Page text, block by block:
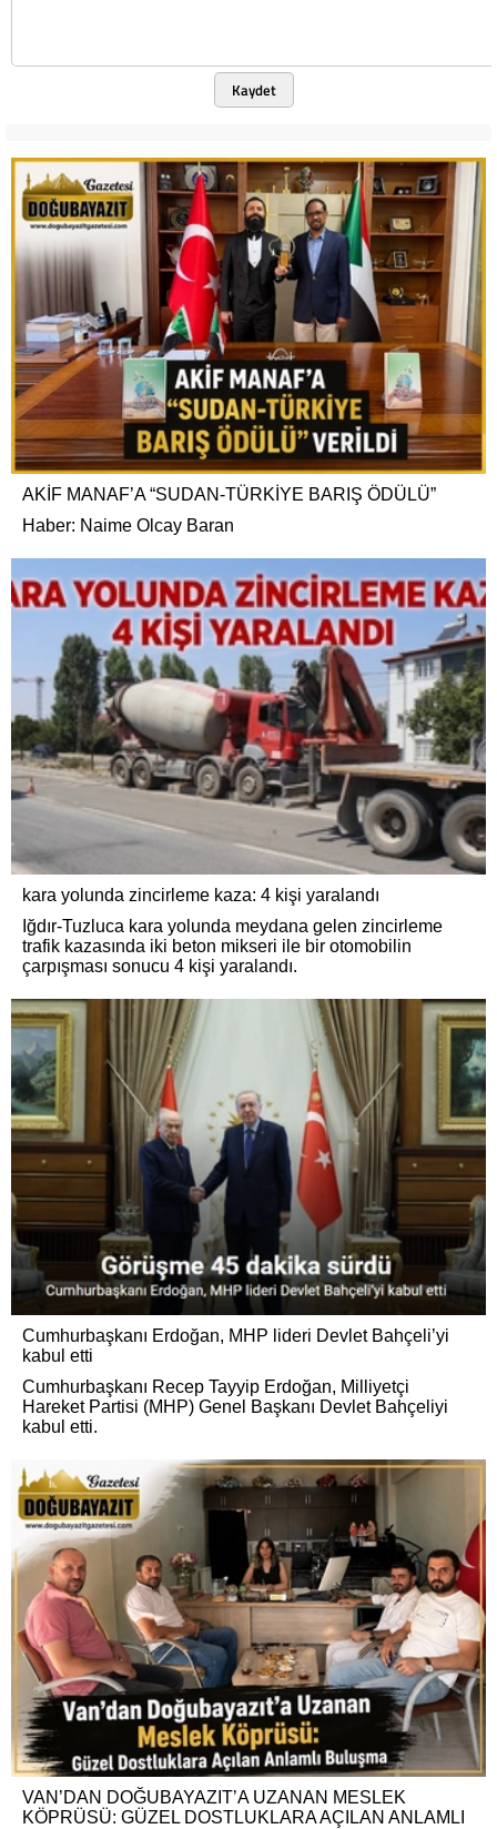
Kaydet
AKİF MANAF’A “SUDAN-TÜRKİYE BARIŞ ÖDÜLÜ”
Haber: Naime Olcay Baran
kara yolunda zincirleme kaza: 4 kişi yaralandı
Iğdır-Tuzluca kara yolunda meydana gelen zincirleme
trafik kazasında iki beton mikseri ile bir otomobilin
çarpışması sonucu 4 kişi yaralandı.
Cumhurbaşkanı Erdoğan, MHP lideri Devlet Bahçeli’yi
kabul etti
Cumhurbaşkanı Recep Tayyip Erdoğan, Milliyetçi
Hareket Partisi (MHP) Genel Başkanı Devlet Bahçeliyi
kabul etti.
VAN’DAN DOĞUBAYAZIT’A UZANAN MESLEK
KÖPRÜSÜ: GÜZEL DOSTLUKLARA AÇILAN ANLAMLI